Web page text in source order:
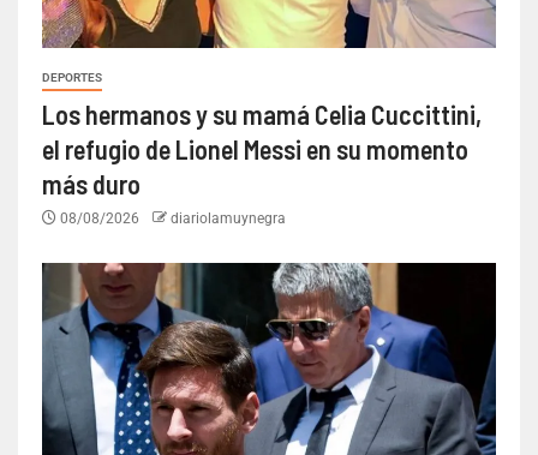
DEPORTES
Los hermanos y su mamá Celia Cuccittini,
el refugio de Lionel Messi en su momento
más duro
08/08/2026 diariolamuynegra